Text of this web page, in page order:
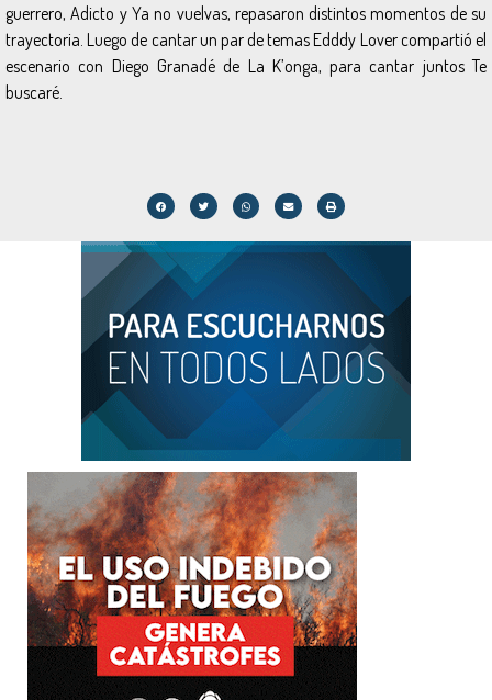
guerrero, Adicto yYa no vuelvas, repasaron distintos momentos de su
trayectoria. Luego de cantar un par de temas Edddy Lover compartió el
escenario con Diego Granadé de La K’onga, para cantar juntosTe
buscaré